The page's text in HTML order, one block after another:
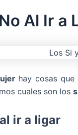
Al Ir a
hay cosas que
cuales son los
ir a ligar